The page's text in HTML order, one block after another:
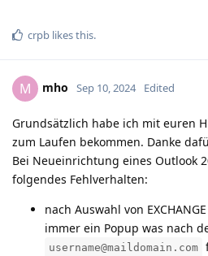
crpb likes this.
M mho Sep 10, 2024 Edited
Grundsätzlich habe ich mit euren
zum Laufen bekommen. Danke
Bei Neueinrichtung eines Outlook
folgendes Fehlverhalten:
nach Auswahl von
immer ein Popup was nach
username@maildomain.com